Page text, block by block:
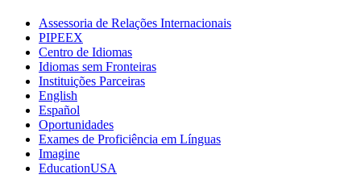
Assessoria de Relações Internacionais
PIPEEX
Centro de Idiomas
Idiomas sem Fronteiras
Instituições Parceiras
English
Español
Oportunidades
Exames de Proficiência em Línguas
Imagine
EducationUSA